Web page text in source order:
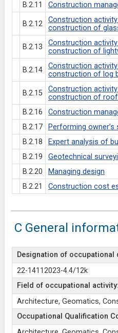
B.2.11
Construction
B.2.12
Construction
construction of
B.2.13
Construction
construction of
B.2.14
Construction
construction of log
B.2.15
Construction
construction of
B.2.16
Construction
B.2.17
Performing owner’s
B.2.18
Expert analysis of
B.2.19
Geotechnical
B.2.20
Managing design
B.2.21
Construction cost
C General
Designation of
22-14112023-4.4/12k
Field of occupational activity:
Architecture, Geomatics,
Occupational Qualification